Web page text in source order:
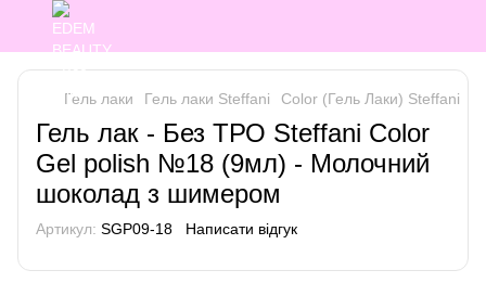
Гель лаки Гель лаки Steffani Color (Гель Лаки) Steffani
Гель лак - Без ТРО Steffani Color
Gel polish №18 (9мл) - Молочний
шоколад з шимером
Артикул: SGP09-18 Написати відгук